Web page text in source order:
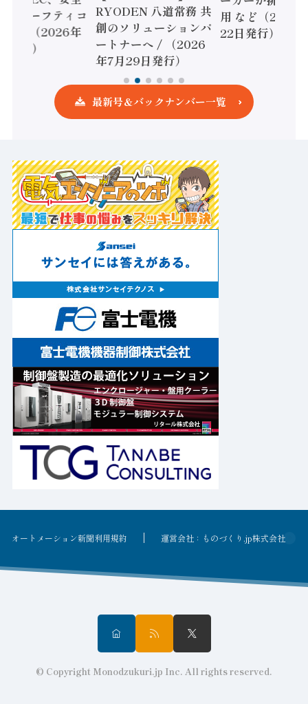
すセーフティコ
ーラ（2026年
発行）
RYODEN 八道常務 共
創のソリューションパ
ートナーへ / （2026
年7月29日発行）
用 など（2026
22日発行）
最新号＆バックナンバー一覧
オートメーション新聞利用規約 運営会社：ものづくり.jp株式会社
© Copyright Monodzukuri.jp Inc. All rights reserved.